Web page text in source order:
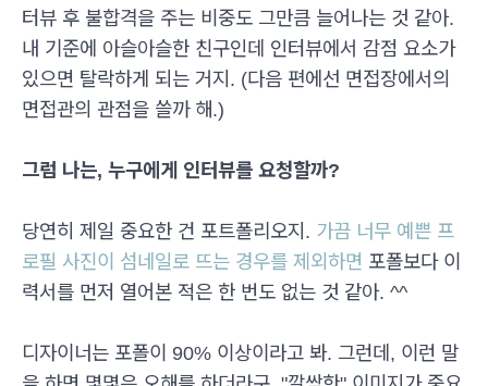
터뷰 후 불합격을 주는 비중도 그만큼 늘어나는 것 같아.
내 기준에 아슬아슬한 친구인데 인터뷰에서 감점 요소가
있으면 탈락하게 되는 거지. (다음 편에선 면접장에서의
면접관의 관점을 쓸까 해.)
그럼 나는, 누구에게 인터뷰를 요청할까?
당연히 제일 중요한 건 포트폴리오지. 가끔 너무 예쁜 프
로필 사진이 섬네일로 뜨는 경우를 제외하면 포폴보다 이
력서를 먼저 열어본 적은 한 번도 없는 것 같아. ^^
디자이너는 포폴이 90% 이상이라고 봐. 그런데, 이런 말